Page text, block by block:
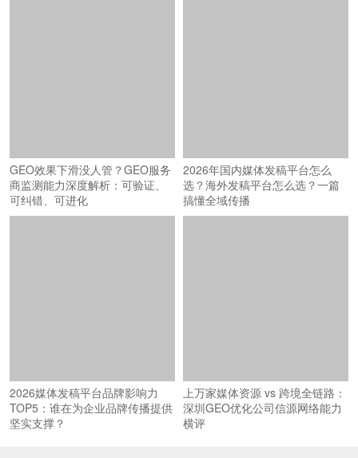
© 2026商机讯（www.shangjixun.com）深圳智汇蓝媒科技有限公司 版权
粤ICP备18027777号